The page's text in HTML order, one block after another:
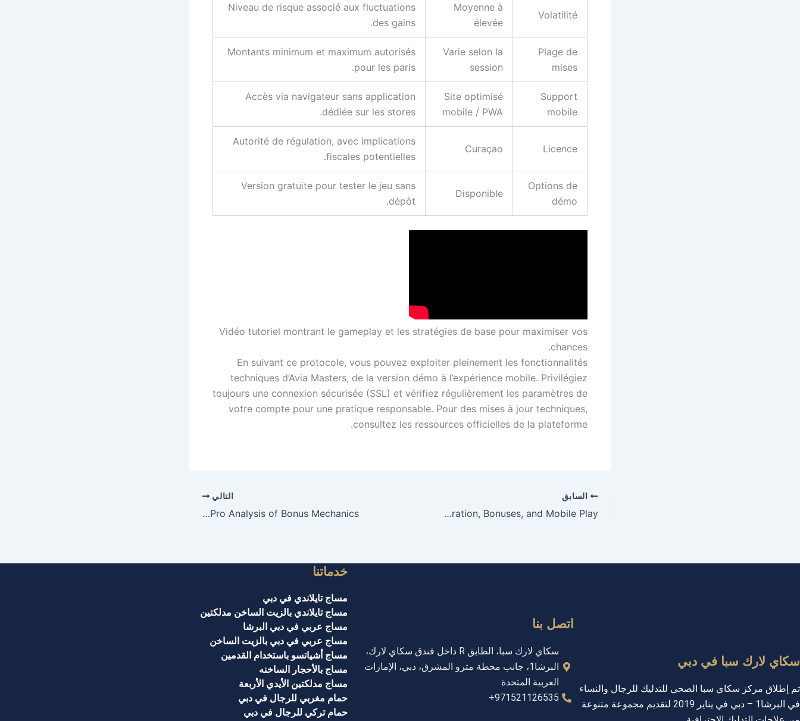
Volatilité
Moyenne à
élevée
Niveau de risque associé aux fluctuations
des gains.
Plage de
mises
Varie selon la
session
Montants minimum et maximum autorisés
pour les paris.
Support
mobile
Site optimisé
mobile / PWA
Accès via navigateur sans application
dédiée sur les stores.
Licence
Curaçao
Autorité de régulation, avec implications
fiscales potentielles.
Options de
démo
Disponible
Version gratuite pour tester le jeu sans
dépôt.
Vidéo tutoriel montrant le gameplay et les stratégies de base pour maximiser vos
chances.
En suivant ce protocole, vous pouvez exploiter pleinement les fonctionnalités
techniques d’Avia Masters, de la version démo à l’expérience mobile. Privilégiez
toujours une connexion sécurisée (SSL) et vérifiez régulièrement les paramètres de
votre compte pour une pratique responsable. Pour des mises à jour techniques,
consultez les ressources officielles de la plateforme.
السابق
Spindog Protocol M Guide: Registration, Bonuses, and Mobile Play
التالي
Bitstarz Free Spins & Login Technical Manual: A Pro Analysis of Bonus Mechanics
سكاي لارك سبا في دبي
تم إطلاق مركز سكاي سبا الصحي للتدليك للرجال والنساء
في البرشا1 – دبي في يناير 2019 لتقديم مجموعة متنوعة
اتصل بنا
سكاي لارك سبا، الطابق R داخل فندق سكاي لارك،
البرشا1، جانب محطة مترو المشرق، دبي، الإمارات
العربية المتحدة
971521126535+
خدماتنا
مساج تايلاندي في دبي
مساج تايلاندي بالزيت الساخن مدلكتين
مساج عربي في دبي البرشا
مساج عربي في دبي بالزيت الساخن
مساج أشياتسو باستخدام القدمين
مساج بالأحجار الساخنه
مساج مدلكتين الأيدي الأربعة
حمام مغربي للرجال في دبي
حمام تركي للرجال في دبي